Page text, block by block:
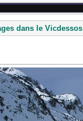
dans le Vicdessos